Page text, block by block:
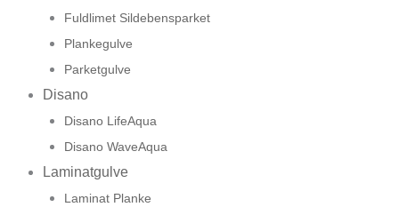
Fuldlimet Sildebensparket
Plankegulve
Parketgulve
Disano
Disano LifeAqua
Disano WaveAqua
Laminatgulve
Laminat Planke